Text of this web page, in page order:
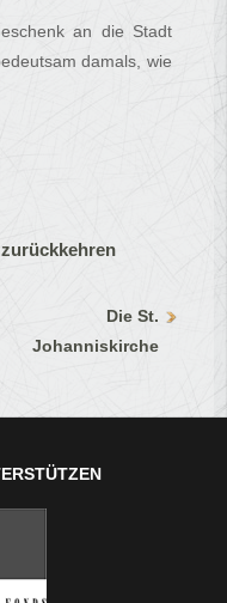
an die Stadt
damals, wie
Die St.
Johanniskirche